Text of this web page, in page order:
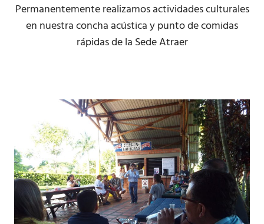
Permanentemente realizamos actividades culturales
en nuestra concha acústica y punto de comidas
rápidas de la Sede Atraer